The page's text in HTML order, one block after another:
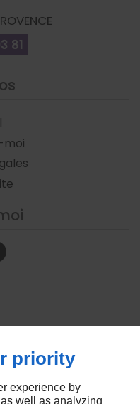
81
priority
experience by
well as analyzing